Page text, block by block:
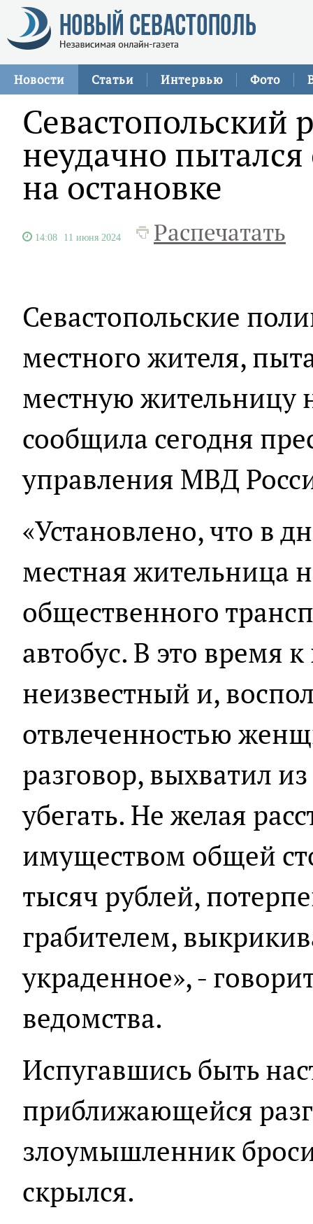
Новости Статьи Интервью Фото
Севастопольский
неудачно
на остановке
14:08 11 июня 2024 Распечатать
Севастопольские
местного жителя,
местную жительницу
сообщила сегодня
управления МВД
«Установлено, что в
местная жительница
общественного
автобус. В это время
неизвестный и,
отвлеченностью
разговор, выхватил
убегать. Не желая
имуществом общей
тысяч рублей,
грабителем,
украденное», -
ведомства.
Испугавшись быть
приближающейся
злоумышленник
скрылся.